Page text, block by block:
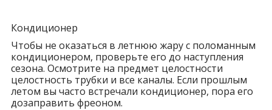
Кондиционер
Чтобы не оказаться в летнюю жару с поломанным
кондиционером, проверьте его до наступления
сезона. Осмотрите на предмет целостности
целостность трубки и все каналы. Если прошлым
летом вы часто встречали кондиционер, пора его
дозаправить фреоном.